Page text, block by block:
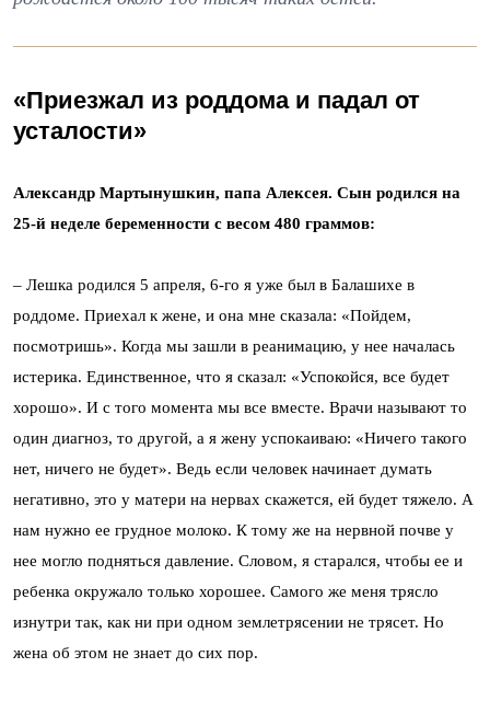
«Приезжал из роддома и падал от
усталости»
Александр Мартынушкин, папа Алексея. Сын родился на
25-й неделе беременности с весом 480 граммов:
– Лешка родился 5 апреля, 6-го я уже был в Балашихе в
роддоме. Приехал к жене, и она мне сказала: «Пойдем,
посмотришь». Когда мы зашли в реанимацию, у нее началась
истерика. Единственное, что я сказал: «Успокойся, все будет
хорошо». И с того момента мы все вместе. Врачи называют то
один диагноз, то другой, а я жену успокаиваю: «Ничего такого
нет, ничего не будет». Ведь если человек начинает думать
негативно, это у матери на нервах скажется, ей будет тяжело. А
нам нужно ее грудное молоко. К тому же на нервной почве у
нее могло подняться давление. Словом, я старался, чтобы ее и
ребенка окружало только хорошее. Самого же меня трясло
изнутри так, как ни при одном землетрясении не трясет. Но
жена об этом не знает до сих пор.